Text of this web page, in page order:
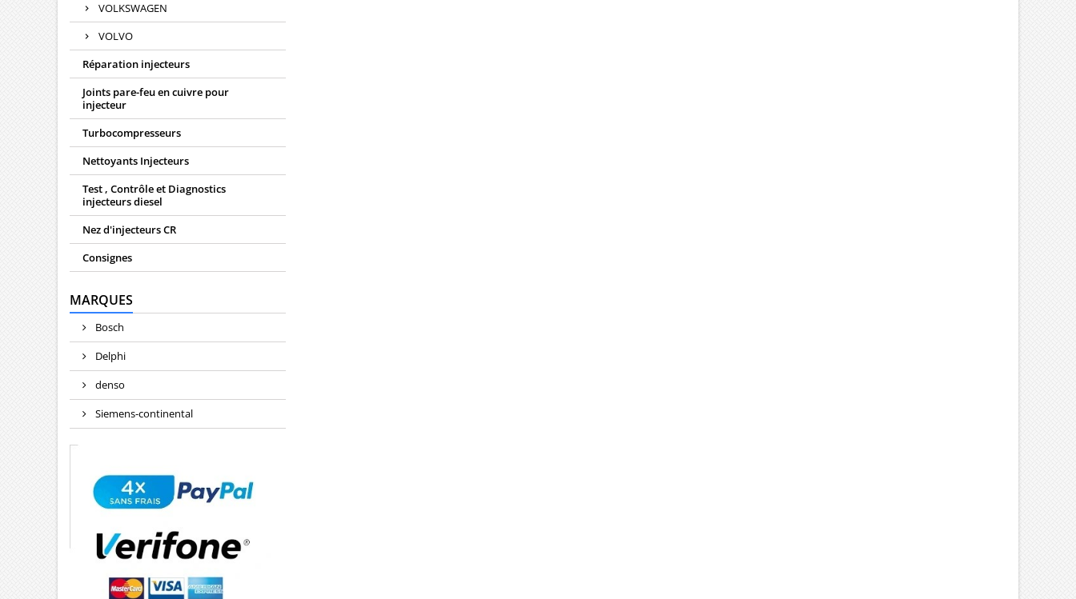
VOLKSWAGEN
VOLVO
Réparation injecteurs
Joints pare-feu en cuivre pour
injecteur
Turbocompresseurs
Nettoyants Injecteurs
Test , Contrôle et Diagnostics
injecteurs diesel
Nez d'injecteurs CR
Consignes
MARQUES
Bosch
Delphi
denso
Siemens-continental